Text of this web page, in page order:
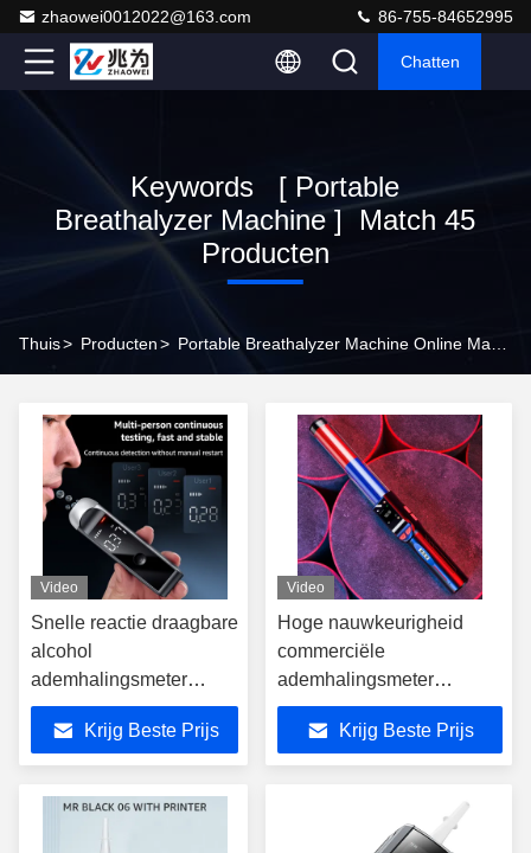
zhaowei0012022@163.com 86-755-84652995
Chatten
Keywords [ Portable
Breathalyzer Machine ] Match 45
Producten
Thuis> Producten>
Video
Snelle reactie draagbare
alcohol
ademhalingsmeter
machine met LCD-
schermKrijg Beste Prijs
Video
Hoge nauwkeurigheid
commerciële
ademhalingsmeter
machine 240g 3000 test
records Krijg Beste Prijs